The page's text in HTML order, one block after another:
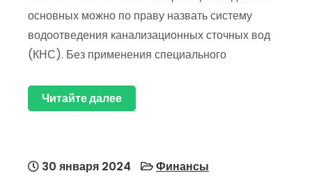
основных можно по праву назвать систему
водоотведения канализационных сточных вод
(КНС). Без применения специального
Читайте далее
30 января 2024 Финансы